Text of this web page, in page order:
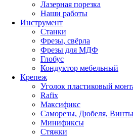
Лазерная порезка
Наши работы
Инструмент
Станки
Фрезы, свёрла
Фрезы для МДФ
Глобус
Кондуктор мебельный
Крепеж
Уголок пластиковый
Rafix
Максификс
Саморезы, Дюбеля,
Минификсы
Стяжки